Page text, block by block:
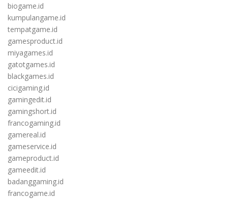
biogame.id
kumpulangame.id
tempatgame.id
gamesproduct.id
miyagames.id
gatotgames.id
blackgames.id
cicigaming.id
gamingedit.id
gamingshort.id
francogaming.id
gamereal.id
gameservice.id
gameproduct.id
gameedit.id
badanggaming.id
francogame.id